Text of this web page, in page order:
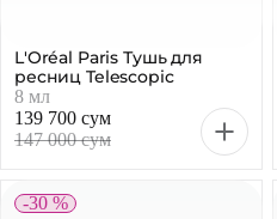
L'Oréal Paris Тушь для
ресниц Telescopic
8 мл
139 700 сум
147 000 сум
-30 %